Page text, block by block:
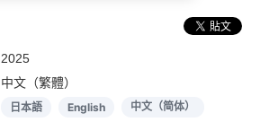
2025
中文（繁體）
日本語 English
中文（简体）